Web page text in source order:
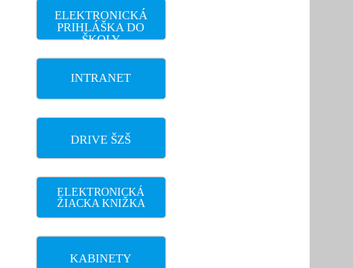
ELEKTRONICKÁ
PRIHLÁŠKA DO
ŠKOLY
INTRANET
DRIVE ŠZŠ
ELEKTRONICKÁ
ŽIACKA KNIŽKA
KABINETY